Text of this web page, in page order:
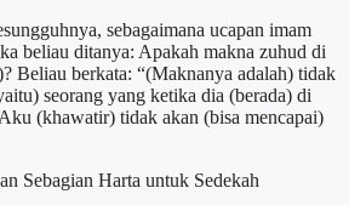
sebagaimana ucapan imam
beliau ditanya: Apakah makna zuhud di
Beliau berkata: “(Maknanya adalah) tidak
seorang yang ketika dia (berada) di
(khawatir) tidak akan (bisa mencapai)
Sebagian Harta untuk Sedekah